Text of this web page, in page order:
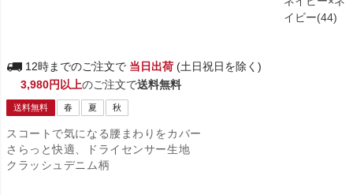
イビー(44)
12時までのご注文で 当日出荷(土日祝日を除く)
3,980円以上のご注文で送料無料
送料無料 春 夏 秋
スコートで気になる腰まわりをカバー
さらっと快適、ドライセンサー生地
クラッシュデニム柄